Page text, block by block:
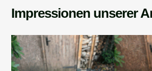
Impressionen unserer